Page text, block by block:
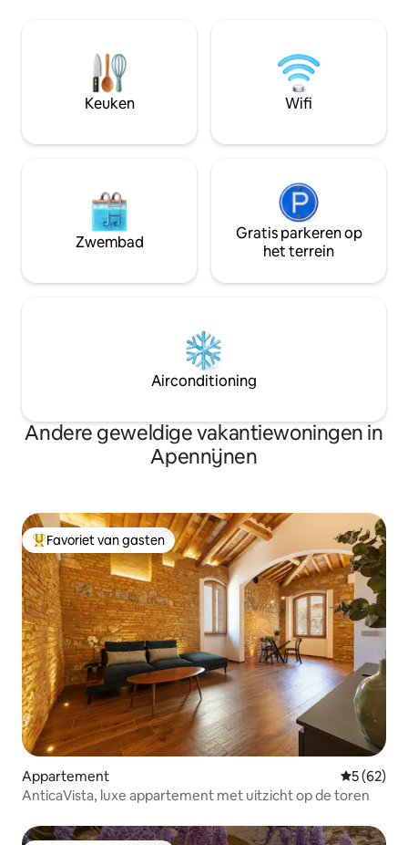
zoutwaterzwembad met een
ontspanningsruimte op een
panoramisch terras met een prachtig
uitzicht op het kasteel, de heuvels en de
zonsondergangen.
minuten naar
minuten rijden
Rome/Florence,
winkels in de stad.
Keuken Wifi
Zwembad
Gratis parkeren op
het terrein
Airconditioning
Andere geweldige vakantiewoningen in
Apennijnen
Topfavoriet van gasten
Favoriet van gasten
Appartement
5 (62)
AnticaVista, luxe appartement met uitzicht op de toren